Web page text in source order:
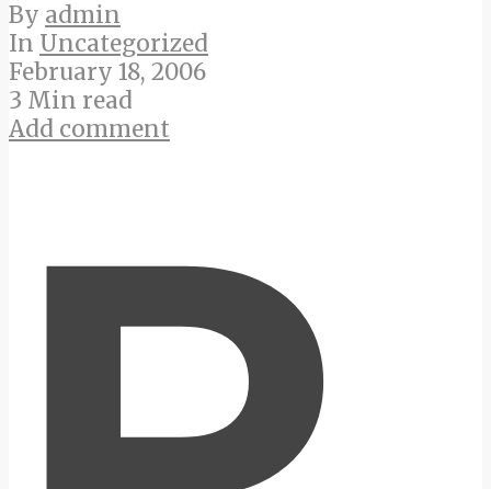
By admin
In Uncategorized
February 18, 2006
3 Min read
Add comment